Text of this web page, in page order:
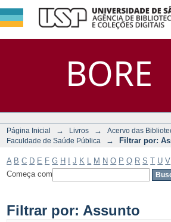
BORE
Filtrar
Assunto
DSpace/Manakin +
Página Inicial → Livros → Acervo das
Faculdade de Saúde Pública
→ Filtrar por:
A B C D E F G H J K M N O P Q R S T U V
Começa com
Filtrar por: Assunto